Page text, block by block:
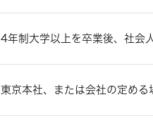
4年制大学以上を卒業後、社会
東京本社、または会社の定める